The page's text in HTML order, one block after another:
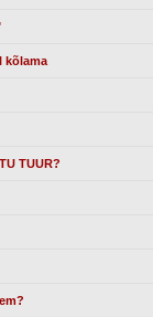
kõlama
TUUR?